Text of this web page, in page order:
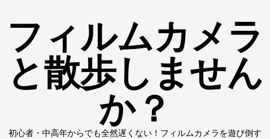
content
フィルムカメラ
と散歩しません
か？
初心者・中高年からでも全然遅くない！フィルムカメラを遊び倒す